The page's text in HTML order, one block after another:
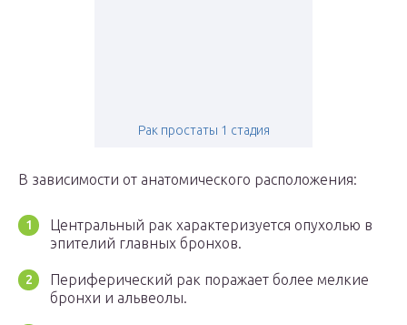
Рак простаты 1 стадия
В зависимости от анатомического расположения:
Центральный рак характеризуется опухолью в
эпителий главных бронхов.
Периферический рак поражает более мелкие
бронхи и альвеолы.